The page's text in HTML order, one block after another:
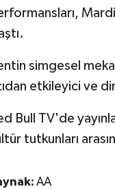
simgesel
etkileyici ve
Bull TV'de
tutkunları
AA